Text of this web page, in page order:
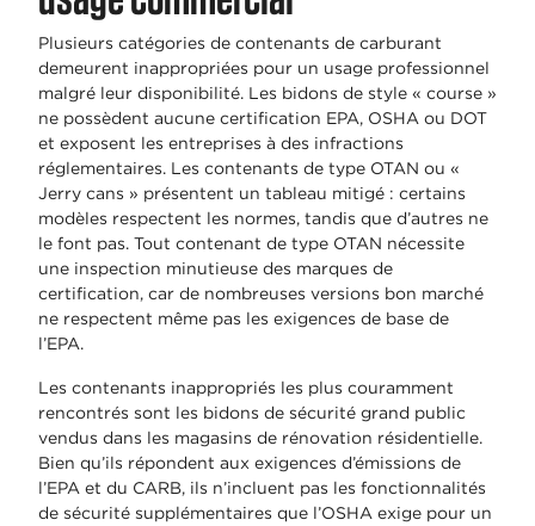
Plusieurs catégories de contenants de carburant
demeurent inappropriées pour un usage professionnel
malgré leur disponibilité. Les bidons de style « course »
ne possèdent aucune certification EPA, OSHA ou DOT
et exposent les entreprises à des infractions
réglementaires. Les contenants de type OTAN ou «
Jerry cans » présentent un tableau mitigé : certains
modèles respectent les normes, tandis que d’autres ne
le font pas. Tout contenant de type OTAN nécessite
une inspection minutieuse des marques de
certification, car de nombreuses versions bon marché
ne respectent même pas les exigences de base de
l’EPA.
Les contenants inappropriés les plus couramment
rencontrés sont les bidons de sécurité grand public
vendus dans les magasins de rénovation résidentielle.
Bien qu’ils répondent aux exigences d’émissions de
l’EPA et du CARB, ils n’incluent pas les fonctionnalités
de sécurité supplémentaires que l’OSHA exige pour un